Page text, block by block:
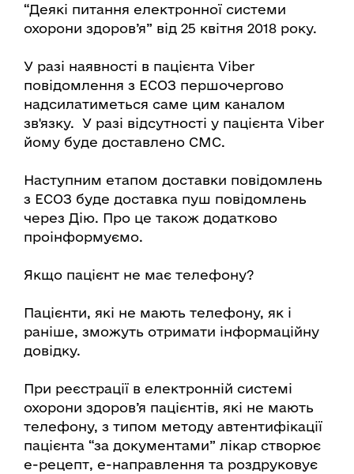
“Деякі питання електронної системи
охорони здоров’я” від 25 квітня 2018 року.
У разі наявності в пацієнта Viber
повідомлення з ЕСОЗ першочергово
надсилатиметься саме цим каналом
зв'язку. У разі відсутності у пацієнта Viber
йому буде доставлено СМС.
Наступним етапом доставки повідомлень
з ЕСОЗ буде доставка пуш повідомлень
через Дію. Про це також додатково
проінформуємо.
Якщо пацієнт не має телефону?
Пацієнти, які не мають телефону, як і
раніше, зможуть отримати інформаційну
довідку.
При реєстрації в електронній системі
охорони здоров’я пацієнтів, які не мають
телефону, з типом методу автентифікації
пацієнта “за документами” лікар створює
е-рецепт, е-направлення та роздруковує